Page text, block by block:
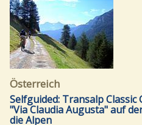
Österreich
Selfguided: Transalp Classic
"Via Claudia Augusta" auf
die Alpen